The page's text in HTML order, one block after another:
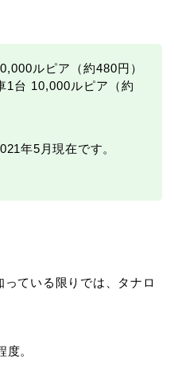
ルピア（約480円）
1台 10,000ルピア（約
年5月現在です。
ている限りでは、タナロ
。